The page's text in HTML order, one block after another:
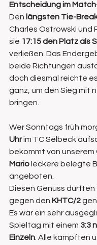
Entscheidung im
Den längsten Tie-
Charles Ostrowski und
sie 17:15 den Platz als
verließen. Das
beide Richtungen
doch diesmal reichte
ganz, um den Sieg mit
bringen.
Wer Sonntags früh
Uhr im TC Selbeck
bekommt von unserem
Mario leckere belegte
angeboten.
Diesen Genuss durften
gegen den KHTC/2
Es war ein sehr
Spieltag mit einem 3:3
Einzeln . Alle kämpften